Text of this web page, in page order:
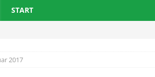
START
2017